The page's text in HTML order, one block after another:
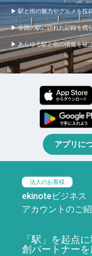
▶ 駅と街の魅力やグルメを投
▶ 全国の駅に訪れた記録を残
▶ あらゆる駅と街の情報を確
アプリに
法人のお客様
ekinoteビジネス
アカウントのご
「駅」を起点
創パートナーを